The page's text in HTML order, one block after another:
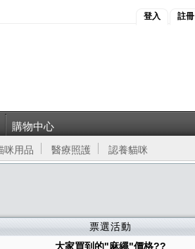
登入 註冊
購物中心
咪用品 醫療照護 認養貓咪
票選活動
大家買到的"麻繩"價格??